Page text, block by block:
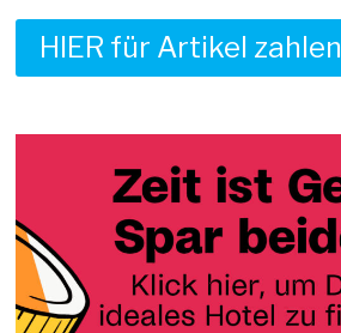
HIER für Artikel zahlen